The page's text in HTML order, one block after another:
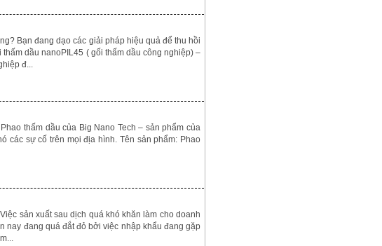
Bạn đang dạo các giải pháp hiệu quả để thu hồi
dầu nanoPIL45 ( gối thấm dầu công nghiệp) –
đ...
thấm dầu của Big Nano Tech – sản phẩm của
các sự cố trên mọi địa hình. Tên sản phẩm: Phao
sản xuất sau dịch quá khó khăn làm cho doanh
nay đang quá đắt đỏ bởi việc nhập khẩu đang gặp